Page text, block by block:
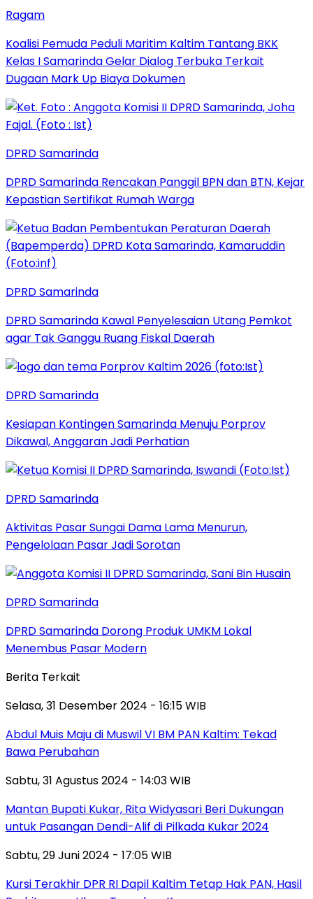
Ragam
Koalisi Pemuda Peduli Maritim Kaltim Tantang BKK
Kelas I Samarinda Gelar Dialog Terbuka Terkait
Dugaan Mark Up Biaya Dokumen
DPRD Samarinda
DPRD Samarinda Rencakan Panggil BPN dan BTN, Kejar
Kepastian Sertifikat Rumah Warga
DPRD Samarinda
DPRD Samarinda Kawal Penyelesaian Utang Pemkot
agar Tak Ganggu Ruang Fiskal Daerah
DPRD Samarinda
Kesiapan Kontingen Samarinda Menuju Porprov
Dikawal, Anggaran Jadi Perhatian
DPRD Samarinda
Aktivitas Pasar Sungai Dama Lama Menurun,
Pengelolaan Pasar Jadi Sorotan
DPRD Samarinda
DPRD Samarinda Dorong Produk UMKM Lokal
Menembus Pasar Modern
Berita Terkait
Selasa, 31 Desember 2024 - 16:15 WIB
Abdul Muis Maju di Muswil VI BM PAN Kaltim: Tekad
Bawa Perubahan
Sabtu, 31 Agustus 2024 - 14:03 WIB
Mantan Bupati Kukar, Rita Widyasari Beri Dukungan
untuk Pasangan Dendi-Alif di Pilkada Kukar 2024
Sabtu, 29 Juni 2024 - 17:05 WIB
Kursi Terakhir DPR RI Dapil Kaltim Tetap Hak PAN, Hasil